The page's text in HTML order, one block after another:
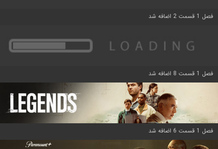
فصل 1 قسمت 2 اضافه شد
فصل 1 قسمت 8 اضافه شد
فصل 1 قسمت 6 اضافه شد